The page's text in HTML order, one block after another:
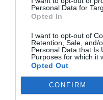
Personal Data for
Opted In
I want to opt-out of
Retention, Sale, and/
Personal Data that Is
Purposes for which it
Opted Out
CONFIRM